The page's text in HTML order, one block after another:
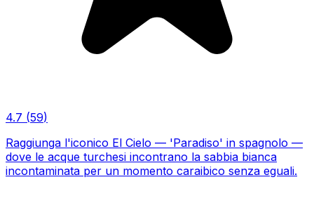
4.7 (59)
Raggiunga l'iconico El Cielo — 'Paradiso' in spagnolo —
dove le acque turchesi incontrano la sabbia bianca
incontaminata per un momento caraibico senza eguali.